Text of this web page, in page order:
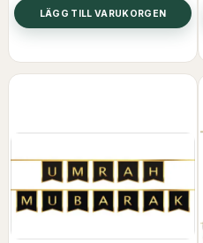
LÄGG TILL VARUKORGEN